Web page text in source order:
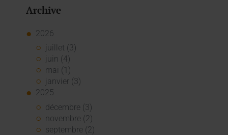
Archive
2026
juillet (3)
juin (4)
mai (1)
janvier (3)
2025
décembre (3)
novembre (2)
septembre (2)